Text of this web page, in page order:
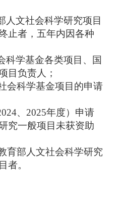
人文社会科学研究项目
止者，五年内因各种
科学基金各类项目、国
目负责人；
会科学基金项目的申请
、2025年度）申请
究一般项目未获资助
育部人文社会科学研究
者。